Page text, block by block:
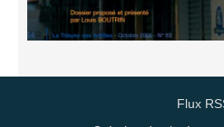
Flux